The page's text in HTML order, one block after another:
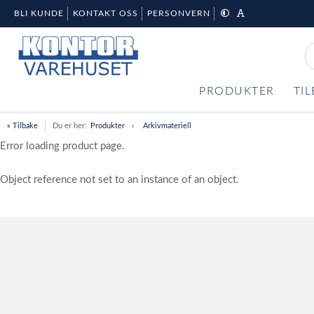
BLI KUNDE KONTAKT OSS PERSONVERN
PRODUKTER
« Tilbake Du er her: Produkter Arkivmateriell
Error loading product page.
Object reference not set to an instance of an object.